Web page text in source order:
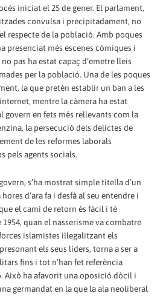
iniciat el 25 de gener. El parlament,
convulsa i precipitadament, no
respecte de la població. Amb poques
presenciat més escenes còmiques i
pas ha estat capaç d’emetre lleis
per la població. Una de les poques
la que pretén establir un ban a les
mentre la càmera ha estat
govern en fets més rellevants com la
la persecució dels delictes de
de les reformes laborals
pels agents socials.
s’ha mostrat simple titella d’un
d’ara fa i desfà al seu entendre i
el camí de retorn és fàcil i té
1954, quan el nasserisme va combatre
islamistes il·legalitzant els
els seus líders, torna a ser a
fins i tot n’han fet referència
Això ha afavorit una oposició dòcil i
germandat en la que la ala neoliberal